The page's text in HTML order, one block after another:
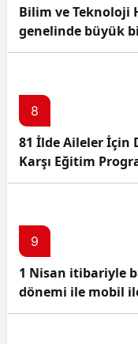
Bilim ve Teknoloji
genelinde büyük
kutlandı: İşte
8
81 İlde Aileler İçin
Karşı Eğitim
9
1 Nisan itibariyle
dönemi ile mobil
başlıyor!